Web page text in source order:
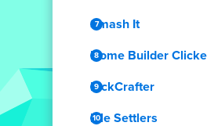
Smash It
Home Builder
PickCrafter
Idle Settlers